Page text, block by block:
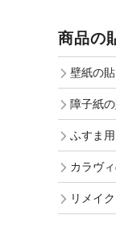
商品の
壁紙の
障子紙
ふすま
カラヴ
リメイ